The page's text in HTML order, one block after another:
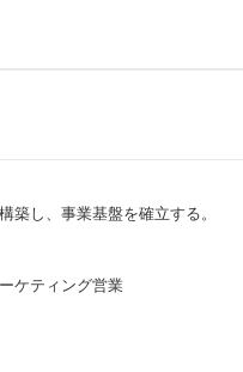
築し、事業基盤を確立する。
ケティング営業